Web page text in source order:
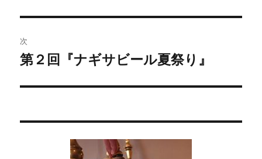
ビ
ゲ
ー
の
投
稿:
次
次
投
第２回『ナギサビール夏祭り』